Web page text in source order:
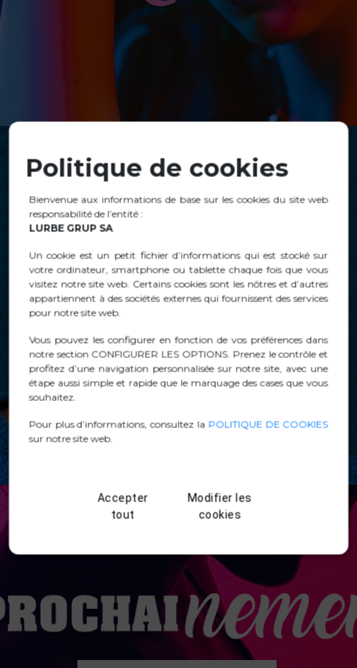
Politique de cookies
Bienvenue aux informations de base sur les cookies du site web
responsabilité de l’entité :
LURBE GRUP SA
Un cookie est un petit fichier d’informations qui est stocké sur
votre ordinateur, smartphone ou tablette chaque fois que vous
visitez notre site web. Certains cookies sont les nôtres et d’autres
appartiennent à des sociétés externes qui fournissent des services
pour notre site web.
Vous pouvez les configurer en fonction de vos préférences dans
notre section CONFIGURER LES OPTIONS. Prenez le contrôle et
profitez d’une navigation personnalisée sur notre site, avec une
étape aussi simple et rapide que le marquage des cases que vous
souhaitez.
Pour plus d’informations, consultez la POLITIQUE DE COOKIES
sur notre site web.
Accepter
tout
Modifier les
cookies